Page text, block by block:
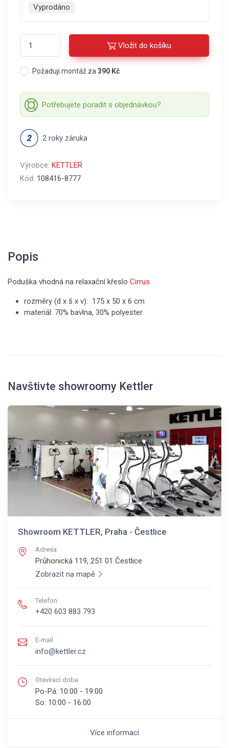
Vyprodáno
Vložit do košíku
Požaduji montáž za 390 Kč
Potřebujete poradit s objednávkou?
2 roky záruka
Výrobce: KETTLER
Kód: 108416-8777
Popis
Poduška vhodná na relaxační křeslo Cirrus.
rozměry (d x š x v): 175 x 50 x 6 cm
materiál: 70% bavlna, 30% polyester
Navštivte showroomy Kettler
Showroom KETTLER, Praha - Čestlice
Adresa
Průhonická 119, 251 01 Čestlice
Zobrazit na mapě
Telefon
+420 603 883 793
E-mail
info@kettler.cz
Otevírací doba
Po-Pá: 10:00 - 19:00
So: 10:00 - 16:00
Více informací